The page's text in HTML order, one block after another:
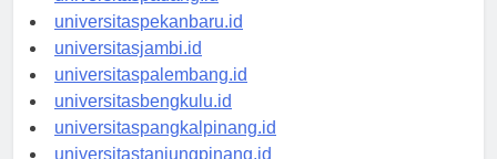
universitaspadang.id
universitaspekanbaru.id
universitasjambi.id
universitaspalembang.id
universitasbengkulu.id
universitaspangkalpinang.id